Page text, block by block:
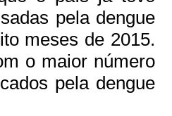
pela dengue
meses de 2015.
o maior número
pela dengue